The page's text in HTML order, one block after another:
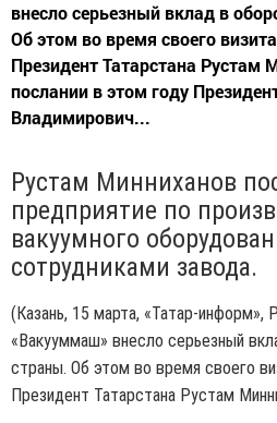
внесло серьезный вклад в
Об этом во время своего
Президент Татарстана Рустам
послании в этом году
Владимирович...
Рустам Минниханов
предприятие по
вакуумного
сотрудниками завода.
(Казань, 15 марта, «Татар-информ»,
«Вакууммаш» внесло серьезный
страны. Об этом во время своего
Президент Татарстана Рустам